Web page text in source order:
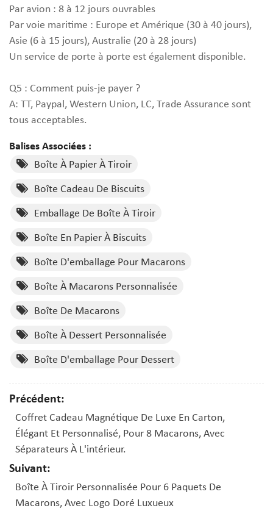
Par avion : 8 à 12 jours ouvrables
Par voie maritime : Europe et Amérique (30 à 40 jours),
Asie (6 à 15 jours), Australie (20 à 28 jours)
Un service de porte à porte est également disponible.
Q5 : Comment puis-je payer ?
A: TT, Paypal, Western Union, LC, Trade Assurance sont
tous acceptables.
Balises Associées :
Boîte À Papier À Tiroir
Boîte Cadeau De Biscuits
Emballage De Boîte À Tiroir
Boîte En Papier À Biscuits
Boîte D'emballage Pour Macarons
Boîte À Macarons Personnalisée
Boîte De Macarons
Boîte À Dessert Personnalisée
Boîte D'emballage Pour Dessert
Précédent:
Coffret Cadeau Magnétique De Luxe En Carton,
Élégant Et Personnalisé, Pour 8 Macarons, Avec
Séparateurs À L'intérieur.
Suivant:
Boîte À Tiroir Personnalisée Pour 6 Paquets De
Macarons, Avec Logo Doré Luxueux